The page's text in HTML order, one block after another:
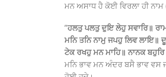
ਮਨ ਅਸਾਧ ਹੈ ਕੋਈ ਵਿਰਲਾ ਹੀ ਨਾਮ
”ਹਲਤੁ ਪਲਤੁ ਦੁਇ ਲੇਹੁ ਸਵਾਰਿ॥
ਮਨਿ ਤਨਿ ਨਾਮੁ ਜਪਹੁ ਲਿਵ ਲਾਇ॥
ਟੇਕ ਰਖਹੁ ਮਨ ਮਾਹਿ॥ ਨਾਨਕ
ਮਨਿ ਭਾਵ ਮਨ ਅੰਦਰ ਬਸੈ ਭਾਵ ਵਸ